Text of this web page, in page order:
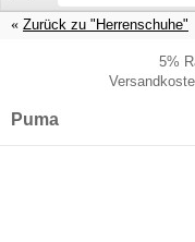
Zurück zu "Herrenschuhe"
5%
Puma